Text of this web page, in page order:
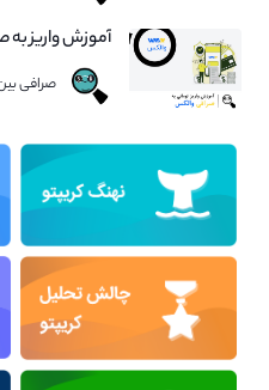
آموزش واریز
صرافی